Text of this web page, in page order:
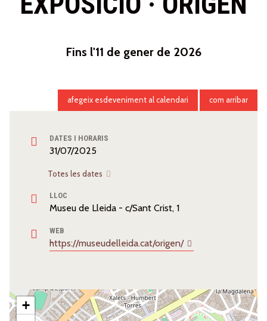
Fins l'11 de gener de 2026
DATES I HORARIS
31/07/2025
Totes les dates
LLOC
Museu de Lleida - c/Sant Crist, 1
WEB
https://museudelleida.cat/origen/
afegeix esdeveniment al calendari com arribar
+